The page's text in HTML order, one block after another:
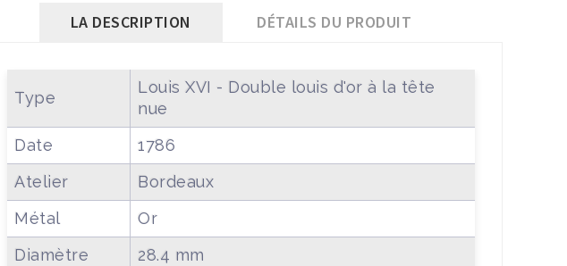
LA DESCRIPTION DÉTAILS DU PRODUIT
Type
Louis XVI - Double louis d'or à la tête
nue
Date
1786
Atelier
Bordeaux
Métal
Or
Diamètre
28.4 mm